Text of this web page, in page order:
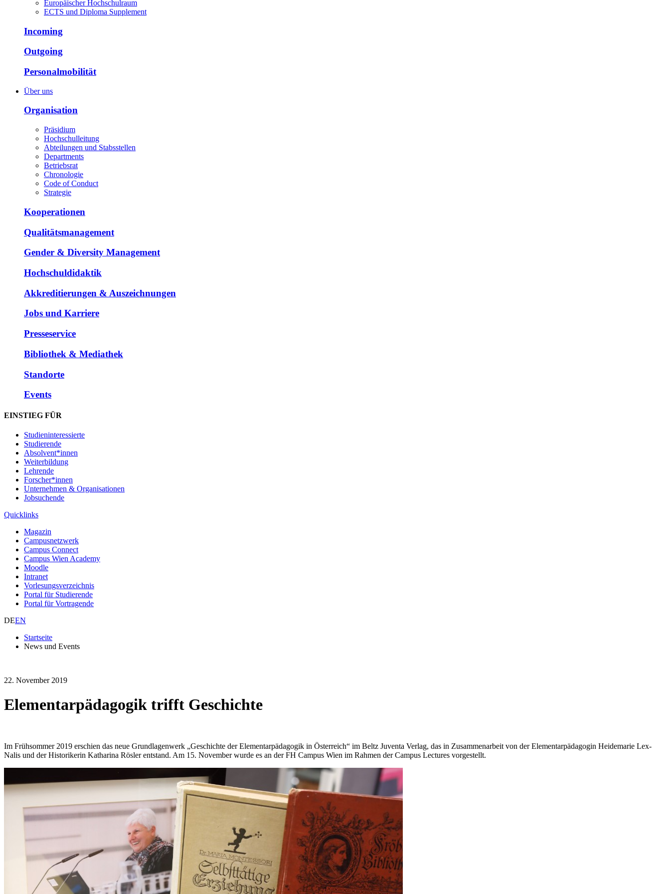
Europäischer Hochschulraum
ECTS und Diploma Supplement
Incoming
Outgoing
Personalmobilität
Über uns
Organisation
Präsidium
Hochschulleitung
Abteilungen und Stabsstellen
Departments
Betriebsrat
Chronologie
Code of Conduct
Strategie
Kooperationen
Qualitätsmanagement
Gender & Diversity Management
Hochschuldidaktik
Akkreditierungen & Auszeichnungen
Jobs und Karriere
Presseservice
Bibliothek & Mediathek
Standorte
Events
EINSTIEG FÜR
Studieninteressierte
Studierende
Absolvent*innen
Weiterbildung
Lehrende
Forscher*innen
Unternehmen & Organisationen
Jobsuchende
Quicklinks
Magazin
Campusnetzwerk
Campus Connect
Campus Wien Academy
Moodle
Intranet
Vorlesungsverzeichnis
Portal für Studierende
Portal für Vortragende
DEEN
Startseite
News und Events
22. November 2019
Elementarpädagogik trifft Geschichte
Im Frühsommer 2019 erschien das neue Grundlagenwerk „Geschichte der Elementarpädagogik in Österreich“ im Beltz Juventa Verlag, das in Zusammenarbeit von der Elementarpädagogin Heidemarie Lex-
Nalis und der Historikerin Katharina Rösler entstand. Am 15. November wurde es an der FH Campus Wien im Rahmen der Campus Lectures vorgestellt.